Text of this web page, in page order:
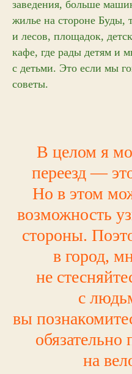
заведения, больше
жилье на стороне Буды,
и лесов, площадок,
кафе, где рады детям и
с детьми. Это если мы
советы.
В целом я
переезд —
Но в этом
возможность
стороны.
в город,
не
с
вы
обязательно
на